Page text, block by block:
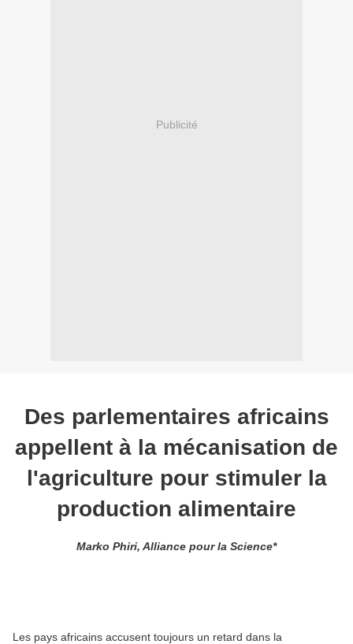
Publicité
Des parlementaires africains
appellent à la mécanisation de
l'agriculture pour stimuler la
production alimentaire
Marko Phiri, Alliance pour la Science*
Les pays africains accusent toujours un retard dans la